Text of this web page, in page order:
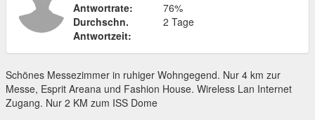
Antwortrate:
76%
Durchschn.
Antwortzeit:
2 Tage
Schönes Messezimmer in ruhiger Wohngegend. Nur 4 km zur
Messe, Esprit Areana und Fashion House. Wireless Lan Internet
Zugang. Nur 2 KM zum ISS Dome